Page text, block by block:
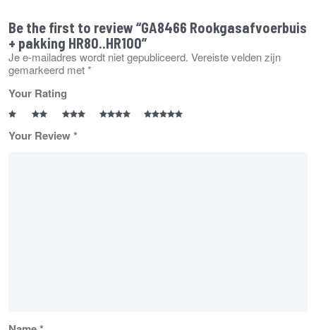
Be the first to review “GA8466 Rookgasafvoerbuis
+ pakking HR80..HR100”
Je e-mailadres wordt niet gepubliceerd. Vereiste velden zijn
gemarkeerd met*
Your Rating
Your Review*